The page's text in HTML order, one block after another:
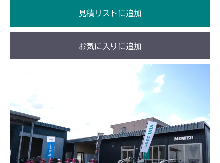
フロントデフ FIG4 ナックル
CMX2402HC
フロントデフ FIG4 ナックル
CMX2404HC/V/S
フロントデフ FIG4 ナックル
フロントデフ FIG4 ナックル
フロントデフ FIG4 ナックル
CMX2506RC
フロントデフ FIG4 ナックル
CMX2506YC/YCV/YCS
見積リストに追加
お気に入りに追加